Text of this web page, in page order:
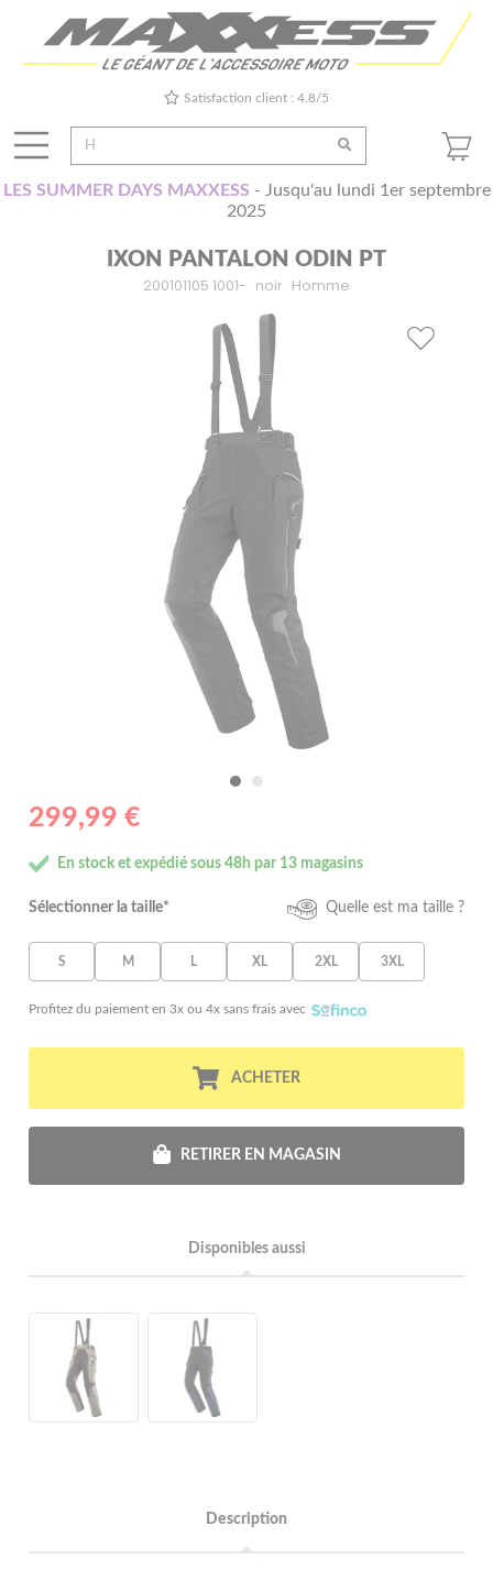
Satisfaction client : 4.8/5
LES SUMMER DAYS MAXXESS - Jusqu'au lundi 1er septembre
2025
IXON PANTALON ODIN PT
200101105 1001- noir Homme
299,99 €
En stock et expédié sous 48h par 13 magasins
Sélectionner la taille* Quelle est ma taille ?
S M L XL 2XL 3XL
Profitez du paiement en 3x ou 4x sans frais avec
ACHETER
RETIRER EN MAGASIN
Disponibles aussi
Description